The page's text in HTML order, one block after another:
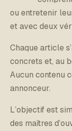
ou entretenir
et avec deux
Chaque article
concrets et, au
Aucun contenu
annonceur.
L’objectif est
des maîtres